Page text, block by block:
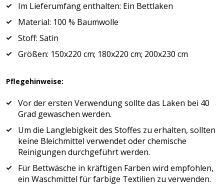
Im Lieferumfang enthalten: Ein Bettlaken
Material: 100 % Baumwolle
Stoff: Satin
Größen: 150x220 cm; 180x220 cm; 200x230 cm
Pflegehinweise:
Vor der ersten Verwendung sollte das Laken bei 40
Grad gewaschen werden.
Um die Langlebigkeit des Stoffes zu erhalten, sollten
keine Bleichmittel verwendet oder chemische
Reinigungen durchgeführt werden.
Für Bettwäsche in kräftigen Farben wird empfohlen,
ein Waschmittel für farbige Textilien zu verwenden.